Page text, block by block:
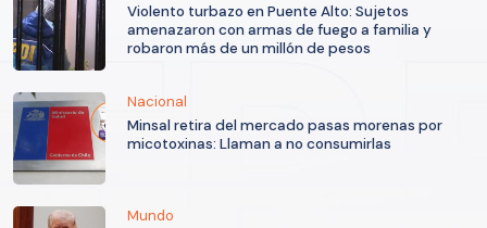
Violento turbazo en Puente Alto: Sujetos
amenazaron con armas de fuego a familia y
robaron más de un millón de pesos
Nacional
Minsal retira del mercado pasas morenas por
micotoxinas: Llaman a no consumirlas
Mundo